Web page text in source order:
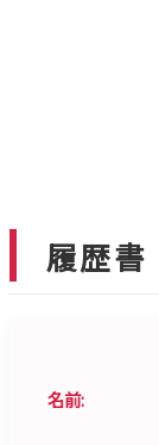
履歴書
名前: